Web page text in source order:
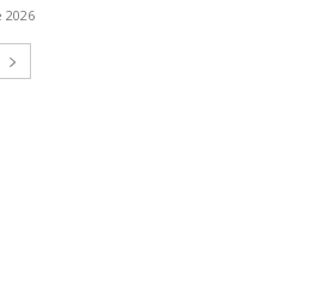
2026